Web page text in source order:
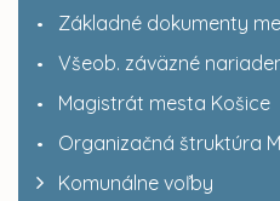
Základné dokumenty
Všeob. záväzné
Magistrát mesta Košice
Organizačná štruktúra
Komunálne voľby